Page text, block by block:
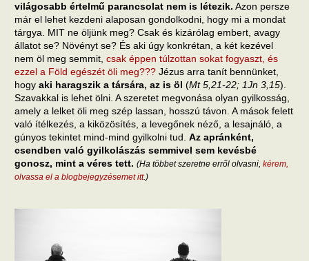
világosabb értelmű parancsolat nem is létezik. Azon persze
már el lehet kezdeni alaposan gondolkodni, hogy mi a mondat
tárgya. MIT ne öljünk meg? Csak és kizárólag embert, avagy
állatot se? Növényt se? És aki úgy konkrétan, a két kezével
nem öl meg semmit, csak éppen túlzottan sokat fogyaszt, és
ezzel a Föld egészét öli meg??? Jézus arra tanít bennünket,
hogy aki haragszik a társára, az is öl (Mt 5,21-22; 1Jn 3,15).
Szavakkal is lehet ölni. A szeretet megvonása olyan gyilkosság,
amely a lelket öli meg szép lassan, hosszú távon. A mások felett
való ítélkezés, a kiközösítés, a levegőnek néző, a lesajnáló, a
gúnyos tekintet mind-mind gyilkolni tud. Az apránként,
csendben való gyilkolászás semmivel sem kevésbé
gonosz, mint a véres tett. (Ha többet szeretne erről olvasni, kérem,
olvassa el a blogbejegyzésemet itt.)